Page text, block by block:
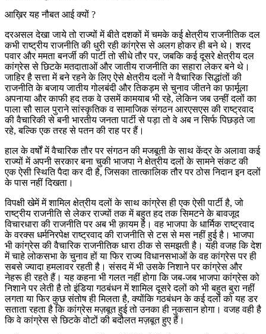
आख़िर यह नौबत आई क्यों ?
दरअसल देखा जाये तो राज्यों में बीते दशकों में चमके कई क्षेत्रीय राजनीतिक दल
कभी राष्ट्रीय राजनीति की धुरी रही कांग्रेस से अलग होकर ही बने थे। शरद
पवार और ममता बनर्जी की पार्टी तो सीधे तौर पर, जबकि कई दूसरे क्षेत्रीय दल
कांग्रेस से छिटके मतदाताओं और जातीय राजनीति का सहारा लेकर बने थे।
जाहिर है सत्ता में बने रहने के लिए ऐसे क्षेत्रीय दलों ने वैचारिक सिद्धांतों की
राजनीति के बजाय जातीय गोलबंदी और तिकड़म से चुनाव जीतने का फ़ार्मूला
अपनाया और काफी हद तक वे उसमें कामयाब भी रहे, लेकिन जब उन्हीं दलों का
पाला सौ साल पुराने सांस्कृतिक व सामाजिक संगठन आरएसएस की राष्ट्रवाद
की वैचारिकी से बनी भारतीय जनता पार्टी से पड़ा तो वे अब न सिर्फ पिछड़ते जा
रहे, बल्कि एक तरह से पतन की राह पर हैं।
हाल के वर्षों में वैचारिक तौर पर संगठन की मजबूती के साथ केंद्र के अलावा कई
राज्यों में अपनी सरकार बना चुकी भाजपा ने क्षेत्रीय दलों के सामने संकट की
एक ऐसी स्थिति पैदा कर दी है, जिसका तात्कालिक तौर पर ठोस निदान इन दलों
के पास नहीं दिखता।
विपक्षी खेमें में शामिल क्षेत्रीय दलों के साथ कांग्रेस ही एक ऐसी पार्टी है, जो
राष्ट्रीय राजनीति से लेकर राज्यों तक में बहुत हद तक सिमटने के बावजूद
विचारधारा की राजनीति पर अब भी क़ायम है। वह भाजपा के धार्मिक राष्ट्रवाद
के वरक्स धर्मनिरपेक्ष राष्ट्रवाद की राजनीति से टस से मस नहीं हुई है। भाजपा
भी कांग्रेस की वैचारिक राजनीतिक धारा ठीक से समझती है। यही वजह कि देश
में चाहे लोकसभा के चुनाव हों या फिर राज्य विधानसभाओं के वह कांग्रेस पर ही
सबसे ज्यादा हमलावर रहती है। संसद में भी उसके निशाने पर कांग्रेस और
नेहरू ही रहते हैं। यह कहना भी गलत नहीं होगा कि जब-जब भाजपा कांग्रेस को
निशाने पर लेती है तो इंडिया गठबंधन में शामिल दूसरे दलों को भी बहुत बुरा नहीं
लगता या फिर कुछ संतोष ही मिलता है, क्योंकि गठबंधन के कई दलों को यह डर
सताता रहता है कि कांग्रेस मज़बूत हुई तो उनका ही नुकसान होगा। वजह वही है
कि वे कांग्रेस से छिटके वोटों की बदौलत मज़बूत हुए हैं।